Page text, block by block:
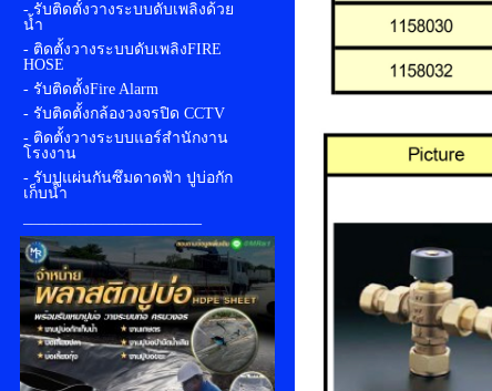
- รับติดตั้งวางระบบดับเพลิงด้วย
น้ำ
- ติดตั้งวางระบบดับเพลิงFIRE
HOSE
- รับติดตั้งFire Alarm
- รับติดตั้งกล้องวงจรปิด CCTV
- ติดตั้งวางระบบแอร์สำนักงาน
โรงงาน
- รับปูแผ่นกันซึมดาดฟ้า ปูบ่อกัก
เก็บน้ำ